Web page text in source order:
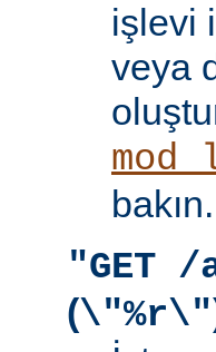
işlevi
veya
bakın.
"GET
(\"%r\"